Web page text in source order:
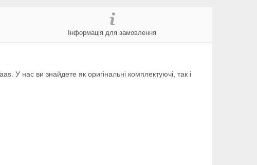
Інформація для замовлення
У нас ви знайдете як оригінальні комплектуючі, так і